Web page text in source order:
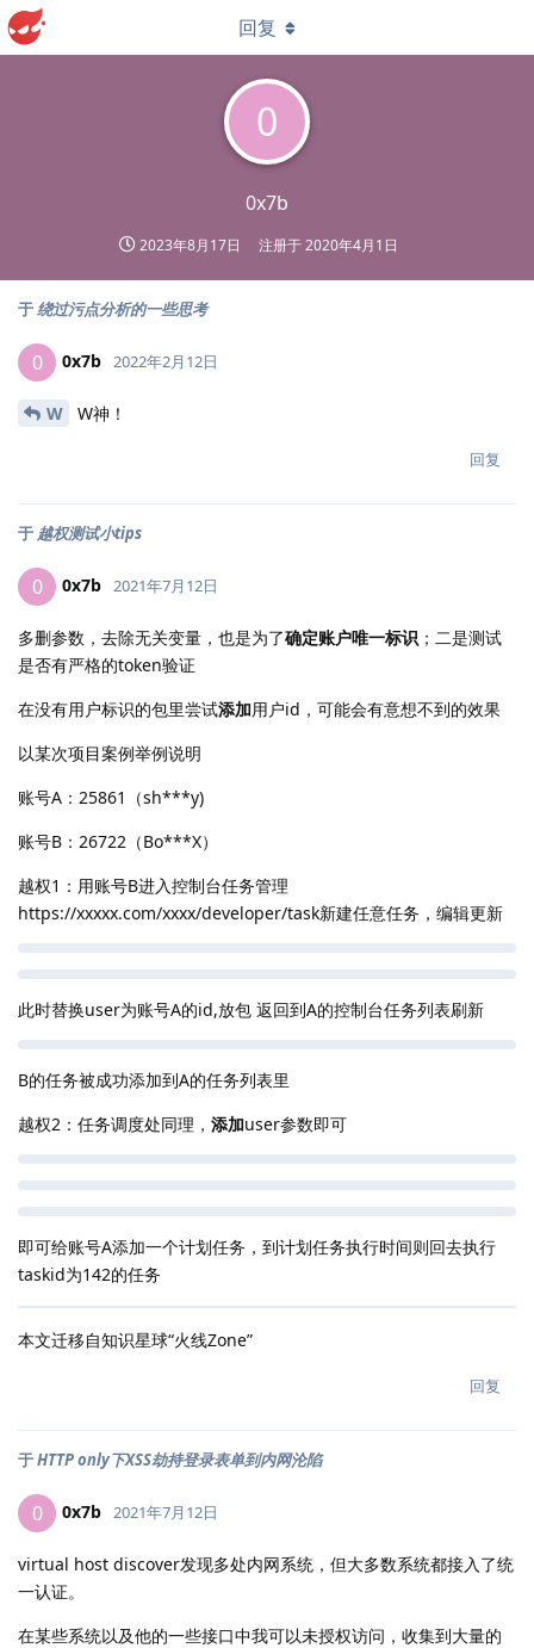
0
0x7b
2023年8月17日 注册于2020年4月1日
回复
于绕过污点分析的一些思考
0 0x7b 2022年2月12日
W W神！
回复
于 越权测试小tips
0 0x7b 2021年7月12日
多删参数，去除无关变量，也是为了确定账户唯一标识 ；二是测试
是否有严格的token验证
在没有用户标识的包里尝试添加用户id，可能会有意想不到的效果
以某次项目案例举例说明
账号A：25861（sh***y)
账号B：26722（Bo***X）
越权1：用账号B进入控制台任务管理
https://xxxxx.com/xxxx/developer/task新建任意任务，编辑更新
此时替换user为账号A的id,放包 返回到A的控制台任务列表刷新
B的任务被成功添加到A的任务列表里
越权2：任务调度处同理， 添加user参数即可
即可给账号A添加一个计划任务，到计划任务执行时间则回去执行
taskid为142的任务
本文迁移自知识星球“火线Zone”
回复
于HTTP only下XSS劫持登录表单到内网沦陷
0 0x7b 2021年7月12日
virtual host discover发现多处内网系统，但大多数系统都接入了统
一认证。
在某些系统以及他的一些接口中我可以未授权访问，收集到大量的